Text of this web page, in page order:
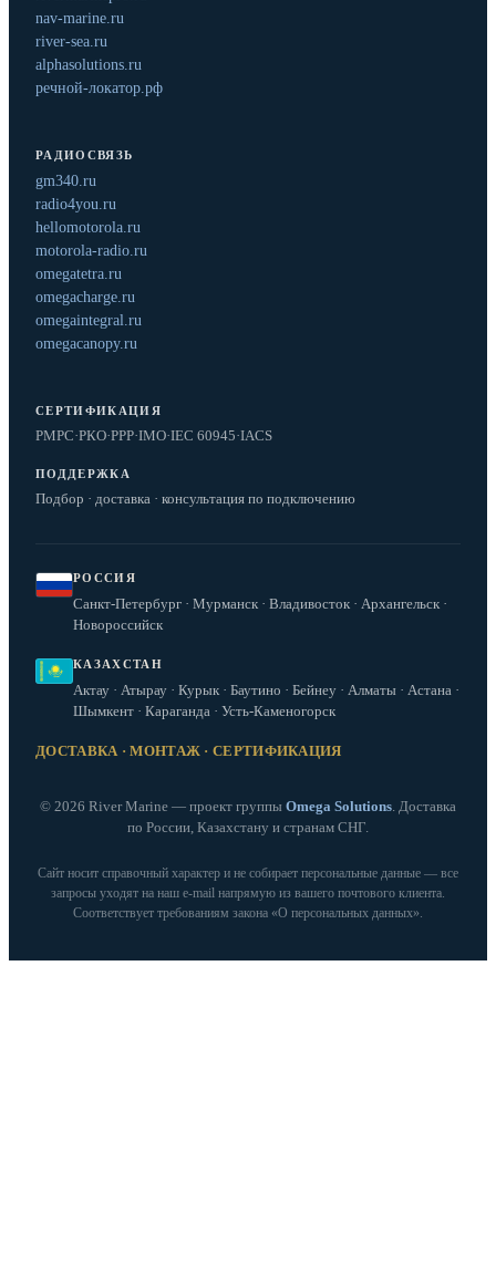
nav-marine.ru
river-sea.ru
alphasolutions.ru
речной-локатор.рф
РАДИОСВЯЗЬ
gm340.ru
radio4you.ru
hellomotorola.ru
motorola-radio.ru
omegatetra.ru
omegacharge.ru
omegaintegral.ru
omegacanopy.ru
СЕРТИФИКАЦИЯ
РМРС·РКО·РРР·IMO·IEC 60945·IACS
ПОДДЕРЖКА
Подбор · доставка · консультация по подключению
РОССИЯ
Санкт-Петербург · Мурманск · Владивосток · Архангельск ·
Новороссийск
КАЗАХСТАН
Актау · Атырау · Курык · Баутино · Бейнеу · Алматы · Астана ·
Шымкент · Караганда · Усть-Каменогорск
ДОСТАВКА · МОНТАЖ · СЕРТИФИКАЦИЯ
© 2026 River Marine — проект группы Omega Solutions. Доставка
по России, Казахстану и странам СНГ.
Сайт носит справочный характер и не собирает персональные данные — все
запросы уходят на наш e‑mail напрямую из вашего почтового клиента.
Соответствует требованиям закона «О персональных данных».